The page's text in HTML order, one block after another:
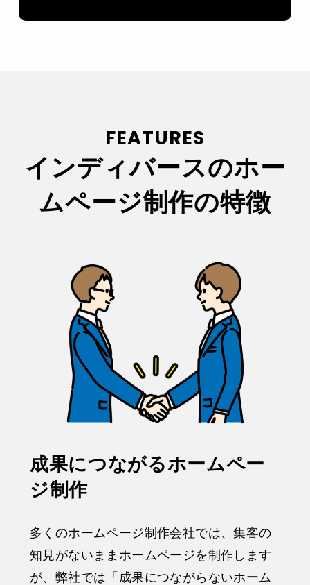
FEATURES
インディバースのホー
ムページ制作の特徴
成果につながるホームペー
ジ制作
多くのホームページ制作会社では、集客の
知見がないままホームページを制作します
が、弊社では「成果につながらないホーム